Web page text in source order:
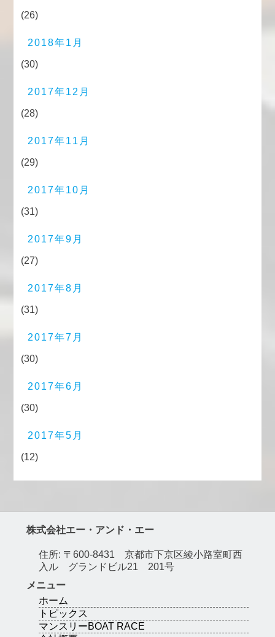
(26)
2018年1月
(30)
2017年12月
(28)
2017年11月
(29)
2017年10月
(31)
2017年9月
(27)
2017年8月
(31)
2017年7月
(30)
2017年6月
(30)
2017年5月
(12)
株式会社エー・アンド・エー
住所: 〒600-8431 京都市下京区綾小路室町西
入ル グランドビル21 201号
メニュー
ホーム
トピックス
マンスリーBOAT RACE